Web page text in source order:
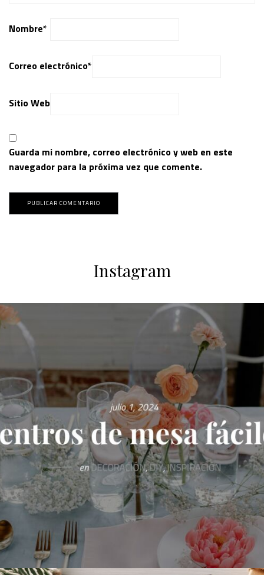
Nombre*
Correo electrónico*
Sitio Web
Guarda mi nombre, correo electrónico y web en este
navegador para la próxima vez que comente.
Instagram